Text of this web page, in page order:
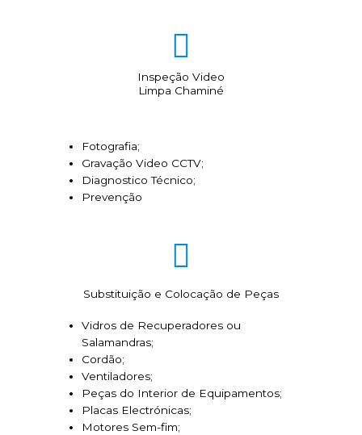
Inspeção Video
Limpa Chaminé
Fotografia;
Gravação Video CCTV;
Diagnostico Técnico;
Prevenção
Substituição e Colocação de Peças
Vidros de Recuperadores ou
Salamandras;
Cordão;
Ventiladores;
Peças do Interior de Equipamentos;
Placas Electrónicas;
Motores Sem-fim;